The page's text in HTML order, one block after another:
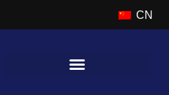
CN